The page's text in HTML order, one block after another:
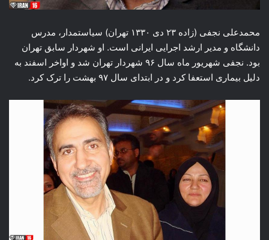
محمدعلی نجفی (زاده ۲۳ دی ۱۳۳۰ تهران) سیاستمدار، مدرس
دانشگاه و مدیر ارشد اجرایی ایرانی است. او شهردار سابق تهران
بود. نجفی شهریور ماه سال ۹۶ شهردار تهران شد و اواخر اسفند به
دلیل بیماری استعفا کرد و در ابتدای سال ۹۷ بهشت را ترک کرد.